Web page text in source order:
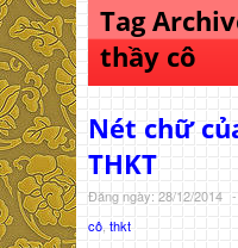
Tag
thầy cô
Nét chữ
THKT
Đăng ngày: 28/12/2014 -
cô thkt